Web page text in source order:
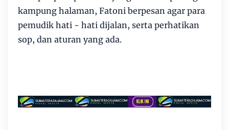
kampung halaman, Fatoni berpesan agar para
pemudik hati - hati dijalan, serta perhatikan
sop, dan aturan yang ada.